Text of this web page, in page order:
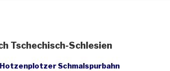
Tschechisch-Schlesien
Schmalspurbahn